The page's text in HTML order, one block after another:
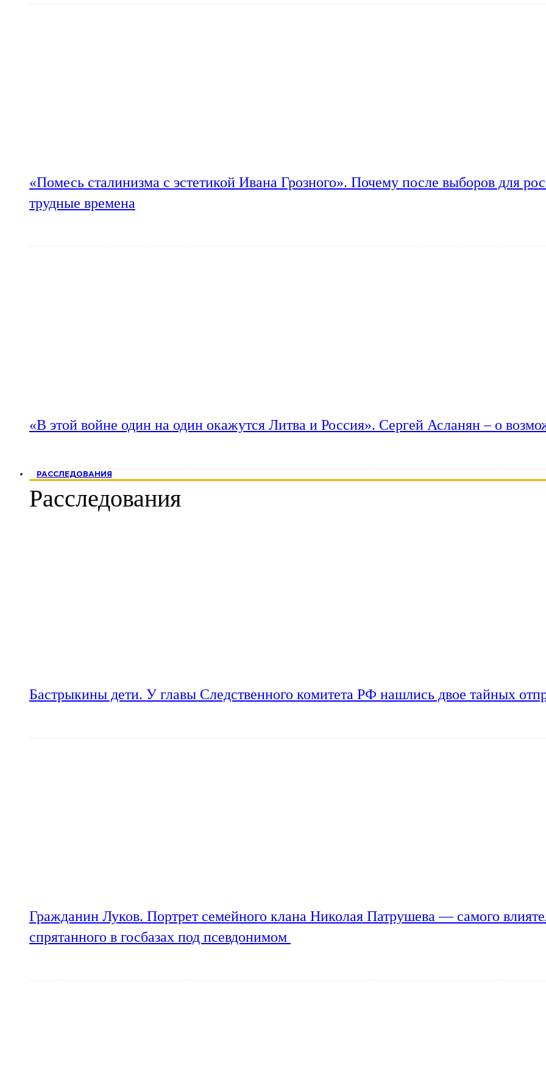
«Помесь сталинизма с эстетикой Ивана Грозного». Почему после выборов для
трудные времена
«В этой войне один на один окажутся Литва и Россия». Сергей Асланян – о
РАССЛЕДОВАНИЯ
Расследования
Бастрыкины дети. У главы Следственного комитета РФ нашлись двое тайных
Гражданин Луков. Портрет семейного клана Николая Патрушева — самого
спрятанного в госбазах под псевдонимом